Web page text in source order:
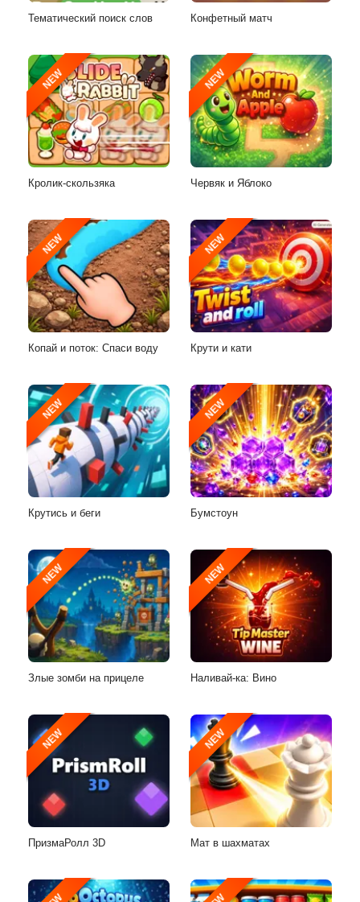
Тематический поиск слов Конфетный матч
NEW
Кролик-скользяка
NEW
Червяк и Яблоко
NEW
Копай и поток: Спаси воду
NEW
Крути и кати
NEW
Крутись и беги
NEW
Бумстоун
NEW
Злые зомби на прицеле
NEW
Наливай-ка: Вино
NEW
ПризмаРолл 3D
NEW
Мат в шахматах